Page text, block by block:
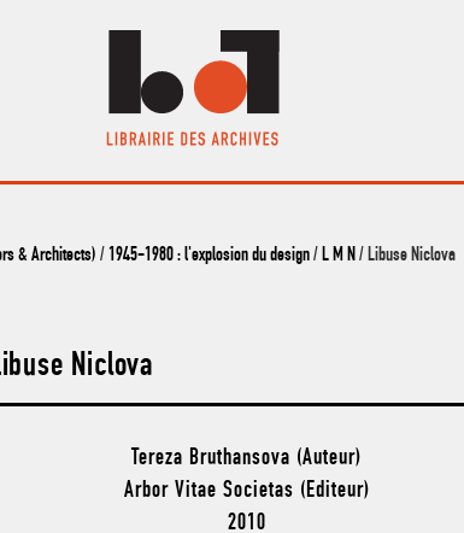
& Architects) / 1945-1980 : l'explosion du design/ L M N/ Libuse Niclova
Niclova
Tereza Bruthansova (Auteur)
Arbor Vitae Societas (Editeur)
2010